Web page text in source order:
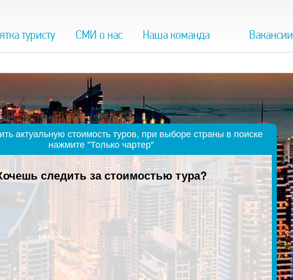
туристу СМИ о нас Наша команда Вакансии
актуальную стоимость туров, при выборе страны в поиске
нажмите "Только чартер"
следить за стоимостью тура?